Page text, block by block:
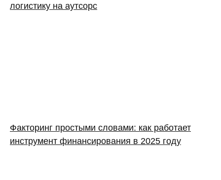
логистику на аутсорс
Факторинг простыми словами: как работает
инструмент финансирования в 2025 году